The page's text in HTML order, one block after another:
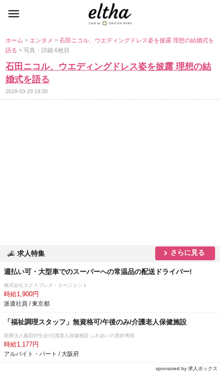
ホーム> エンタメ>石田ニコル、ウエディングドレス姿を披露 理想の結婚式を
語る> 写真・詳細 6枚目
石田ニコル、ウエディングドレス姿を披露 理想の結
婚式を語る
2018-03-29 19:30
求人特集 さらに見る
週払い可・大型車でのスーパーへの常温品の配送ドライバー!
株式会社エクスプレス・エージェント
時給1,900円
派遣社員 / 東京都
「福祉調理スタッフ」無資格可/午後のみ/介護老人保健施設
医療法人藤田好生会/介護老人保健施設 ふれあいの里好寿苑
時給1,177円
アルバイト・パート / 大阪府
sponsored by 求人ボックス